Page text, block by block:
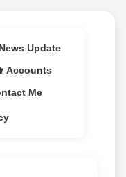
News Update
Accounts
Me